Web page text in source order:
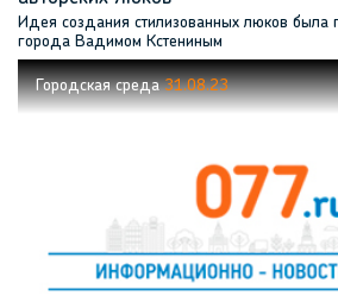
Идея создания стилизованных люков
города Вадимом Кстениным
Городская среда31.08.23